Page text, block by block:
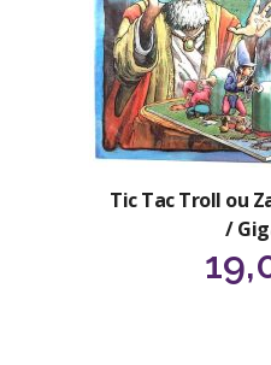
Tic Tac Troll ou
/